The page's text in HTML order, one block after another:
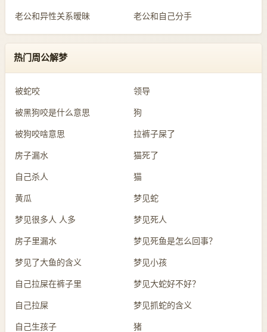
老公和异性关系暧昧 老公和自己分手
热门周公解梦
被蛇咬 领导
被黑狗咬是什么意思 狗
被狗咬啥意思 拉裤子屎了
房子漏水 猫死了
自己杀人 猫
黄瓜 梦见蛇
梦见很多人 人多 梦见死人
房子里漏水 梦见死鱼是怎么回事？
梦见了大鱼的含义 梦见小孩
自己拉屎在裤子里 梦见大蛇好不好？
自己拉屎 梦见抓蛇的含义
自己生孩子 猪